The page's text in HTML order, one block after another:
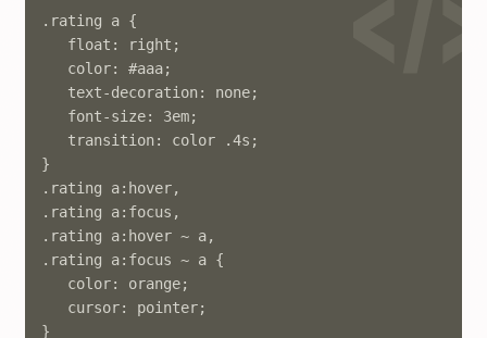
.rating a {
}
.rating a:hover,
.rating a:focus,
.rating a:hover ~ a,
.rating a:focus ~ a {
}